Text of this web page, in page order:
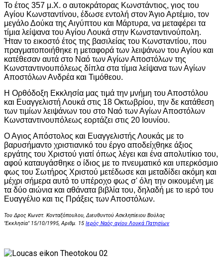
Το έτος 357 μ.Χ. ο αυτοκράτορας Κωνστάντιος, γιος του
Αγίου Κωνσταντίνου, έδωσε εντολή στον Άγιο Αρτέμιο, τον
μεγάλο Δούκα της Αιγύπτου και Μάρτυρα, να μεταφέρει τα
τίμια λείψανα του Αγίου Λουκά στην Κωνσταντινούπολη.
Ήταν το εικοστό έτος της βασιλείας του Κωνσταντίου, που
πραγματοποιήθηκε η μεταφορά των λειψάνων του Αγίου και
κατέθεσαν αυτά στο Ναό των Αγίων Αποστόλων της
Κωνσταντινουπόλεως δίπλα στα τίμια λείψανα των Αγίων
Αποστόλων Ανδρέα και Τιμόθεου.
Η Ορθόδοξη Εκκλησία μας τιμά την μνήμη του Αποστόλου
και Ευαγγελιστή Λουκά στις 18 Οκτωβρίου, την δε κατάθεση
των τιμίων λειψάνων του στο Ναό των Αγίων Αποστόλων
Κωνσταντινουπόλεως εορτάζει στις 20 Ιουνίου.
Ο Αγιος Απόστολος και Ευαγγελιστής Λουκάς με το
βαρυσήμαντο χριστιανικό του έργο αποδείχθηκε άξιος
εργάτης του Χριστού γιατί όπως λέγει και ένα απολυτίκιο του,
αφού καταυγάσθηκε ο ίδιος με το πνευματικό και υπερκόσμιο
φως του Σωτήρος Χριστού μετέδωσε και μεταδίδει ακόμη και
μέχρι σήμερα αυτό το υπέροχο φως σ' όλη την οικουμένη με
τα δύο αιώνια και αθάνατα βιβλία του, δηλαδή με το ιερό του
Ευαγγέλιο και τις Πράξεις των Αποστόλων.
Του Δρος Κωνστ. Κονταξόπουλου,Διευθυντού Ασκληπίειου Βούλας
"Εκκλησία" 15/10/1995, Αριθμ. 15 Ιερός Ναός αγίου Λουκά Πατησίων